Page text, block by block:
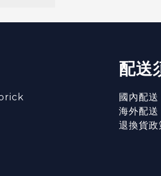
配送
國內配送
海外配送
退換貨政